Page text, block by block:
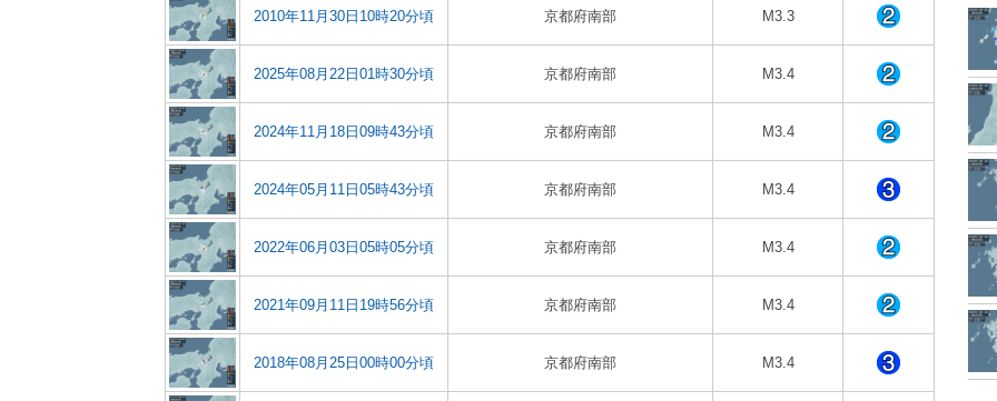
2010年11月30日10時20分頃 京都府南部 M3.3
2025年08月22日01時30分頃 京都府南部 M3.4
2024年11月18日09時43分頃 京都府南部 M3.4
2024年05月11日05時43分頃 京都府南部 M3.4
2022年06月03日05時05分頃 京都府南部 M3.4
2021年09月11日19時56分頃 京都府南部 M3.4
2018年08月25日00時00分頃 京都府南部 M3.4